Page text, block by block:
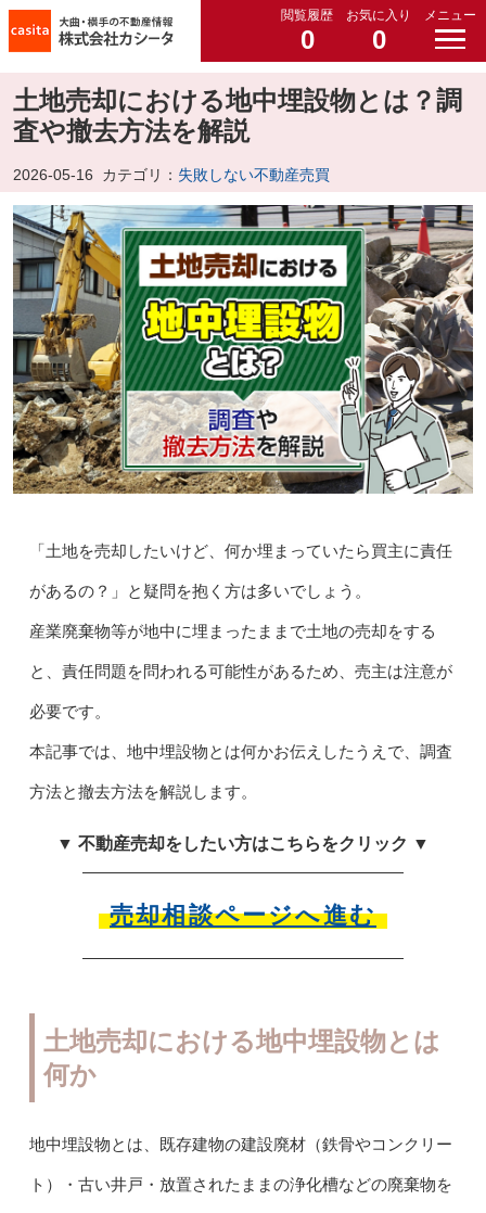
閲覧履歴
0
お気に入り
0
メニュー
土地売却における地中埋設物とは？調
査や撤去方法を解説
2026-05-16 カテゴリ： 失敗しない不動産売買
「土地を売却したいけど、何か埋まっていたら買主に責任
があるの？」と疑問を抱く方は多いでしょう。
産業廃棄物等が地中に埋まったままで土地の売却をする
と、責任問題を問われる可能性があるため、売主は注意が
必要です。
本記事では、地中埋設物とは何かお伝えしたうえで、調査
方法と撤去方法を解説します。
▼ 不動産売却をしたい方はこちらをクリック ▼
売却相談ページへ進む
土地売却における地中埋設物とは
何か
地中埋設物とは、既存建物の建設廃材（鉄骨やコンクリー
ト）・古い井戸・放置されたままの浄化槽などの廃棄物を